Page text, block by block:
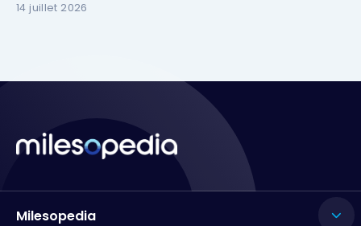
14 juillet 2026
Milesopedia